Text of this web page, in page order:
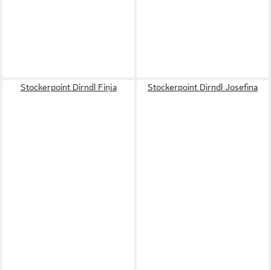
Stockerpoint Dirndl Finja Stockerpoint Dirndl Josefina